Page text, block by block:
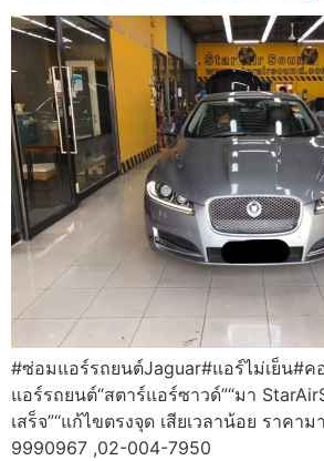
#ซ่อมแอร์รถยนต์Jaguar#แอร์ไม่เย็น#ค
แอร์รถยนต์“สตาร์แอร์ซาวด์”“มา
เสร็จ”“แก้ไขตรงจุด เสียเวลาน้อย ราคา
9990967 ,02-004-7950